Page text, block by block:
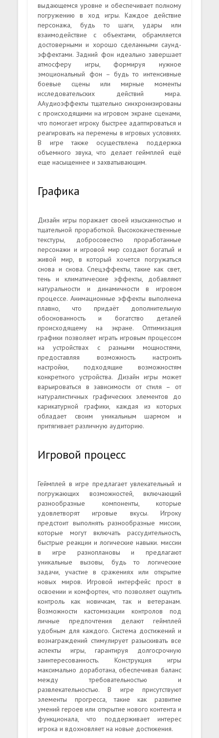
выдающемся уровне и обеспечивает полному
погружению в ход игры. Каждое действие
персонажа, будь то шаги, удары или
взаимодействие с объектами, обрамляется
достоверными и хорошо сделанными саунд-
эффектами. Задний фон идеально завершает
атмосферу игры, формируя нужное
эмоциональный фон – будь то интенсивные
боевые сцены или мирные моменты
исследовательских действий мира.
ААудиоэффекты тщательно синхронизированы
с происходящими на игровом экране сценами,
что помогает игроку быстрее адаптироваться и
реагировать на перемены в игровых условиях.
В игре также осуществлена поддержка
объемного звука, что делает геймплей ещё
еще насыщеннее и захватывающим.
Графика
Дизайн игры поражает своей изысканностью и
тщательной проработкой. Высококачественные
текстуры, добросовестно проработанные
персонажи и игровой мир создают богатый и
живой мир, в который хочется погружаться
снова и снова. Спецэффекты, такие как свет,
тень и климатические эффекты, добавляют
натуральности и динамичности в игровом
процессе. Анимационные эффекты выполнена
плавно, что придаёт дополнительную
обоснованность и богатство деталей
происходящему на экране. Оптимизация
графики позволяет играть игровым процессом
на устройствах с разными мощностями,
предоставляя возможность настроить
настройки, подходящие возможностям
конкретного устройства. Дизайн игры может
варьироваться в зависимости от стиля – от
натуралистичных графических элементов до
карикатурной графики, каждая из которых
обладает своим уникальным шармом и
притягивает различную аудиторию.
Игровой процесс
Геймплей в игре предлагает увлекательный и
погружающих возможностей, включающий
разнообразные компоненты, которые
удовлетворят игровые вкусы. Игроку
предстоит выполнять разнообразные миссии,
которые могут включать рассудительность,
быстрые реакции и логические навыки. миссии
в игре разноплановы и предлагают
уникальные вызовы, будь то логические
задачи, участие в сражениях или открытие
новых миров. Игровой интерфейс прост в
освоении и комфортен, что позволяет ощутить
контроль как новичкам, так и ветеранам.
Возможности кастомизации контролов под
личные предпочтения делают геймплей
удобным для каждого. Система достижений и
вознаграждений стимулирует разыскивать все
аспекты игры, гарантируя долгосрочную
заинтересованность. Конструкция игры
максимально доработана, обеспечивая баланс
между требовательностью и
развлекательностью. В игре присутствуют
элементы прогресса, такие как развитие
умений героев или открытие нового контента и
функционала, что поддерживает интерес
игрока и вдохновляет на новые достижения.